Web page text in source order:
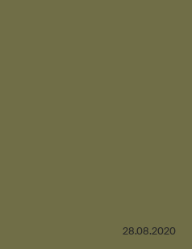
28.08.2020